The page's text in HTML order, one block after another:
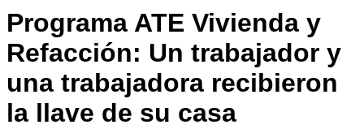
Programa ATE Vivienda y
Refacción: Un trabajador y
una trabajadora recibieron
la llave de su casa